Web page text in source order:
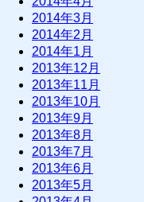
2014年3月
2014年2月
2014年1月
2013年12月
2013年11月
2013年10月
2013年9月
2013年8月
2013年7月
2013年6月
2013年5月